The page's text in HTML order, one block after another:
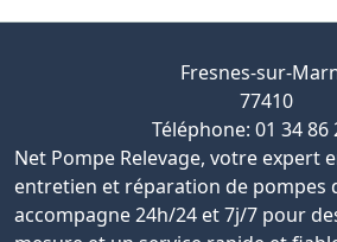
Fresnes-sur-
77410
Téléphone: 01 34 86
Net Pompe Relevage, votre expert
entretien et réparation de pompes
accompagne 24h/24 et 7j/7 pour